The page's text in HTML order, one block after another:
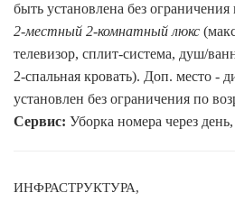
быть установлена без ограничения
2-местный 2-комнатный люкс
телевизор, сплит-система, душ/
2-спальная кровать). Доп. место -
установлен без ограничения по
Сервис: Уборка номера через
ИНФРАСТРУКТУРА,